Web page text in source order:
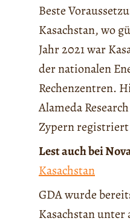
Beste
Kasachstan, wo
Jahr 2021 war
der nationalen
Rechenzentren.
Alameda
Zypern registriert
Lest auch bei
Kasachstan
GDA wurde
Kasachstan